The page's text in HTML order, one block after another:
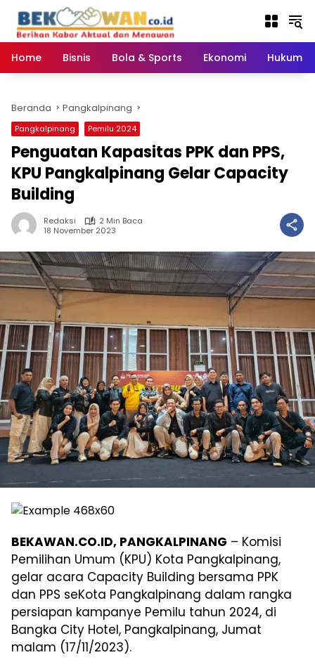
konten
Home
Bisnis Bola & Sports Ekonomi Hukum
Beranda Pangkalpinang
Pangkalpinang Pemilu 2024
Penguatan Kapasitas PPK dan PPS,
KPU Pangkalpinang Gelar Capacity
Building
Redaksi
2 Min Baca
18 November 2023
BEKAWAN.CO.ID, PANGKALPINANG – Komisi
Pemilihan Umum (KPU) Kota Pangkalpinang,
gelar acara Capacity Building bersama PPK
dan PPS seKota Pangkalpinang dalam rangka
persiapan kampanye Pemilu tahun 2024, di
Bangka City Hotel, Pangkalpinang, Jumat
malam (17/11/2023).